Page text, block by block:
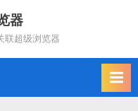
器
联超级浏览器